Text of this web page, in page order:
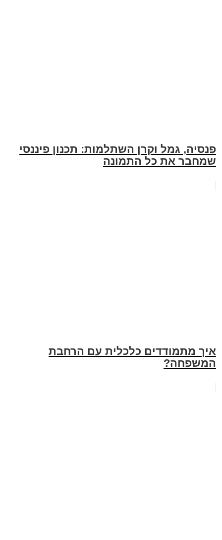
פנסיה, גמל וקרן השתלמות: תכנון פיננסי
שמחבר את כל התמונה
איך מתמודדים כלכלית עם הרחבת
המשפחה?